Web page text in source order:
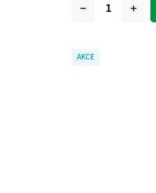
AKCE